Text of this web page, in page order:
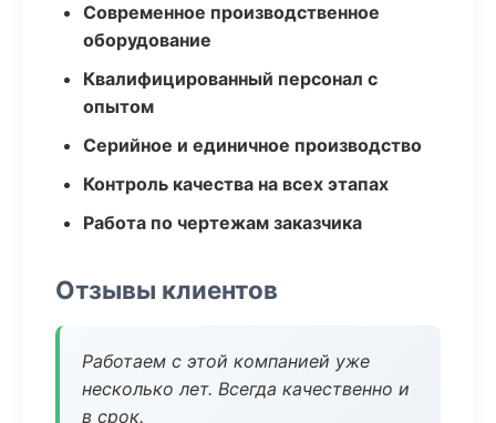
Современное производственное
оборудование
Квалифицированный персонал с
опытом
Серийное и единичное производство
Контроль качества на всех этапах
Работа по чертежам заказчика
Отзывы клиентов
Работаем с этой компанией уже
несколько лет. Всегда качественно и
в срок.